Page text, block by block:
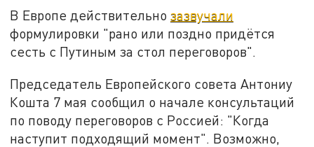
В Европе действительнозазвучали
формулировки "рано или поздно придётся
сесть с Путиным за стол переговоров".
Председатель Европейского совета Антониу
Кошта 7 мая сообщил о начале консультаций
по поводу переговоров с Россией: "Когда
наступит подходящий момент". Возможно,